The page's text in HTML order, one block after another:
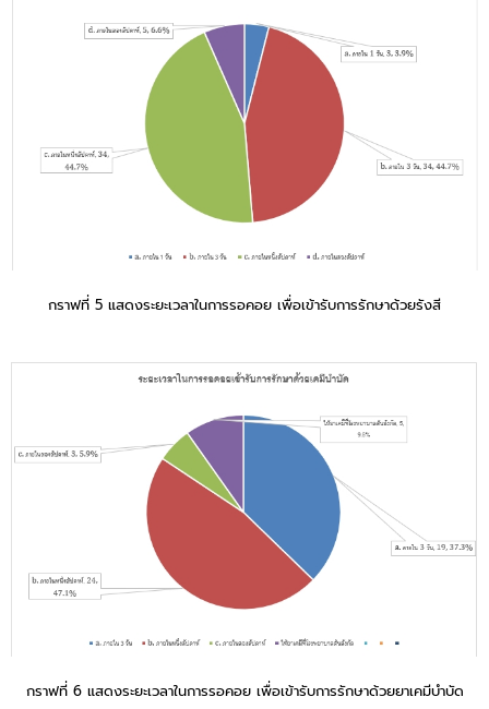
กราฟที่ 5 แสดงระยะเวลาในการรอคอย เพื่อเข้ารับการรักษาด้วยรังสี
กราฟที่ 6 แสดงระยะเวลาในการรอคอย เพื่อเข้ารับการรักษาด้วยยาเคมีบำบัด